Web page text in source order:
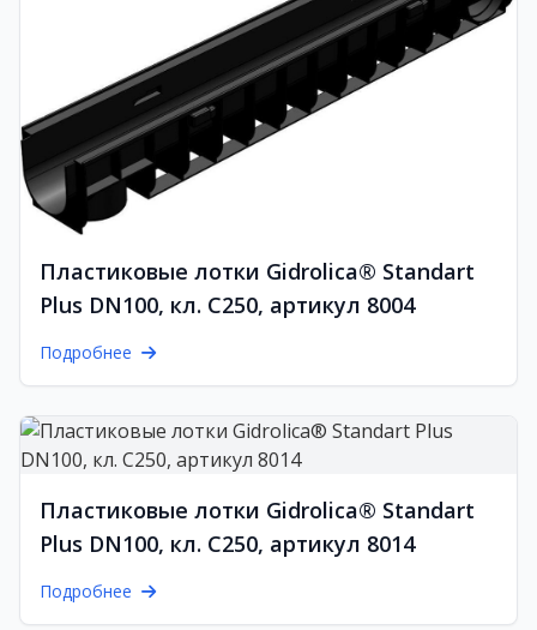
Пластиковые лотки Gidrolica® Standart
Plus DN100, кл. C250, артикул 8004
Подробнее
Пластиковые лотки Gidrolica® Standart
Plus DN100, кл. C250, артикул 8014
Подробнее